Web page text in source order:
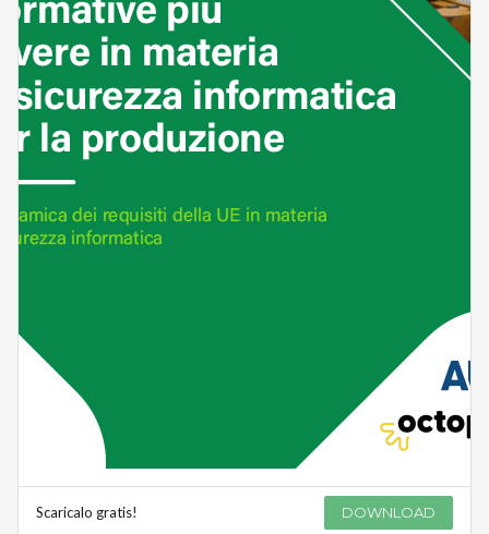
Scaricalo gratis! DOWNLOAD